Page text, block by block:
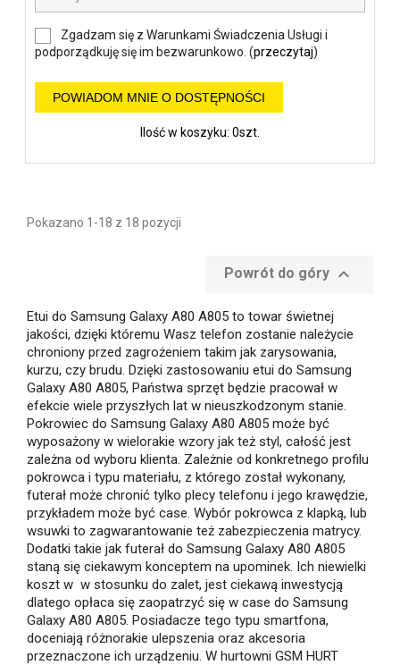
Zgadzam się z Warunkami Świadczenia Usługi i
podporządkuję się im bezwarunkowo. (przeczytaj)
POWIADOM MNIE O DOSTĘPNOŚCI
Ilość w koszyku: 0szt.
Pokazano 1-18 z 18 pozycji
Powrót do góry 
Etui do Samsung Galaxy A80 A805 to towar świetnej
jakości, dzięki któremu Wasz telefon zostanie należycie
chroniony przed zagrożeniem takim jak zarysowania,
kurzu, czy brudu. Dzięki zastosowaniu etui do Samsung
Galaxy A80 A805, Państwa sprzęt będzie pracował w
efekcie wiele przyszłych lat w nieuszkodzonym stanie.
Pokrowiec do Samsung Galaxy A80 A805 może być
wyposażony w wielorakie wzory jak też styl, całość jest
zależna od wyboru klienta. Zależnie od konkretnego profilu
pokrowca i typu materiału, z którego został wykonany,
futerał może chronić tylko plecy telefonu i jego krawędzie,
przykładem może być case. Wybór pokrowca z klapką, lub
wsuwki to zagwarantowanie też zabezpieczenia matrycy.
Dodatki takie jak futerał do Samsung Galaxy A80 A805
staną się ciekawym konceptem na upominek. Ich niewielki
koszt w w stosunku do zalet, jest ciekawą inwestycją
dlatego opłaca się zaopatrzyć się w case do Samsung
Galaxy A80 A805. Posiadacze tego typu smartfona,
doceniają różnorakie ulepszenia oraz akcesoria
przeznaczone ich urządzeniu. W hurtowni GSM HURT